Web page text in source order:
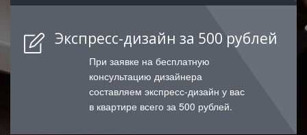
Экспресс-дизайн за 500 рублей
При заявке на бесплатную
консультацию дизайнера
составляем экспресс-дизайн у вас
в квартире всего за 500 рублей.